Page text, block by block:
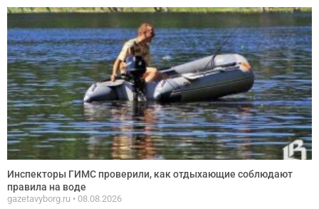
Инспекторы ГИМС проверили, как отдыхающие соблюдают
правила на воде
gazetavyborg.ru 08.08.2026